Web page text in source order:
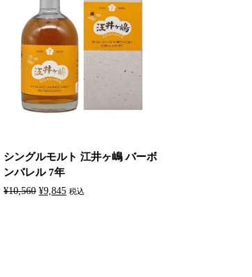
シングルモルト 江井ヶ嶋 バーボ
ンバレル 7年
¥10,560 元
¥9,845現税込